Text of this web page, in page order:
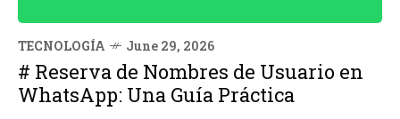
TECNOLOGÍA June 29, 2026
# Reserva de Nombres de Usuario en
WhatsApp: Una Guía Práctica